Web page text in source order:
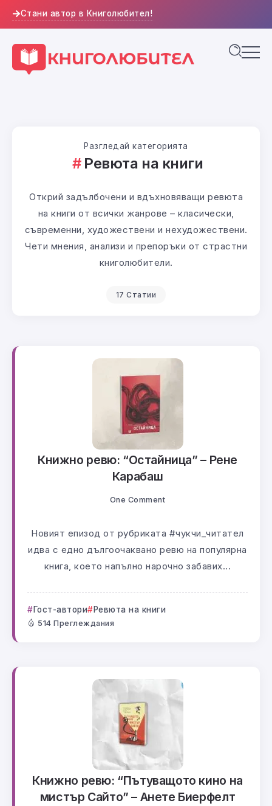
Стани автор в Книголюбител!
Разгледай категорията
Ревюта на книги
Открий задълбочени и вдъхновяващи ревюта
на книги от всички жанрове – класически,
съвременни, художествени и нехудожествени.
Чети мнения, анализи и препоръки от страстни
книголюбители.
17 Статии
Книжно ревю: “Остайница” – Рене
Карабаш
One Comment
Новият епизод от рубриката #чукчи_читател
идва с едно дългоочаквано ревю на популярна
книга, което напълно нарочно забавих...
Гост-автори Ревюта на книги
514 Преглеждания
Книжно ревю: “Пътуващото кино на
мистър Сайто” – Анете Биерфелт